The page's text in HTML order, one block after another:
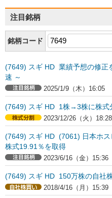
注目銘柄
銘柄コード
(7649) スギ HD 業績予想の修正
速 ～
2025/1/9（木）16:05
(7649) スギ HD 1株→3株に株
2023/12/26（火）18:28
(7649) スギ HD (7061) 日本ホ
株式19.91％を取得
2023/6/16（金）15:36
(7649) スギ HD 150万株の自社
2018/4/16（月）15:39